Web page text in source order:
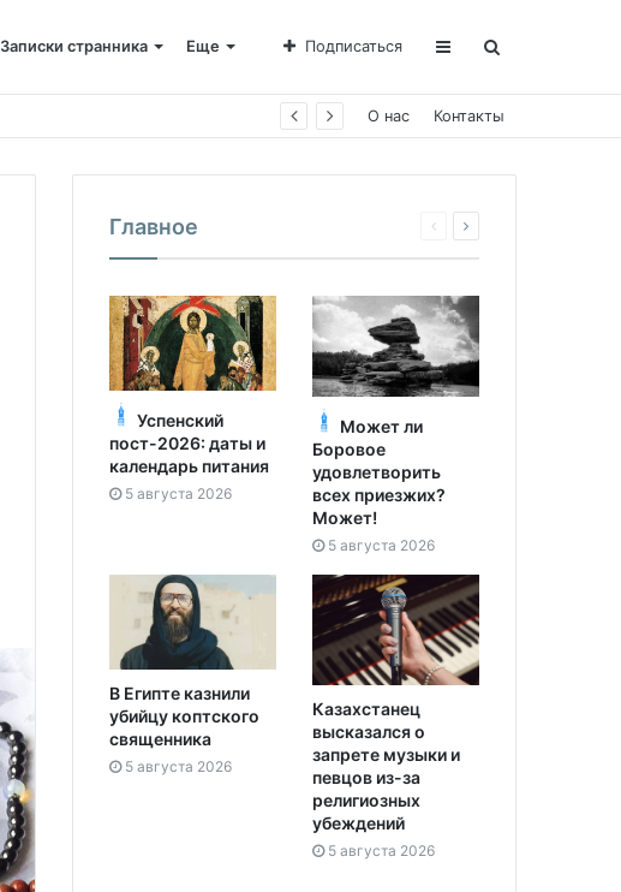
Записки странника Еще Подписаться
О нас Контакты
Главное
Успенский
пост-2026: даты и
календарь питания
5 августа 2026
Может ли
Боровое
удовлетворить
всех приезжих?
Может!
5 августа 2026
В Египте казнили
убийцу коптского
священника
5 августа 2026
Казахстанец
высказался о
запрете музыки и
певцов из-за
религиозных
убеждений
5 августа 2026